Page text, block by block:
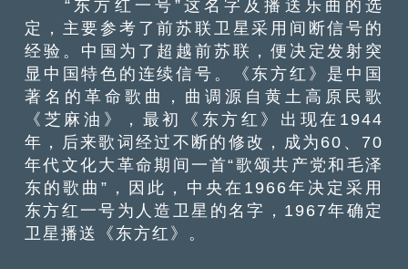
“东方红一号”这名字及播送乐曲的选
定，主要参考了前苏联卫星采用间断信号的
经验。中国为了超越前苏联，便决定发射突
显中国特色的连续信号。《东方红》是中国
著名的革命歌曲，曲调源自黄土高原民歌
《芝麻油》，最初《东方红》出现在1944
年，后来歌词经过不断的修改，成为60、70
年代文化大革命期间一首“歌颂共产党和毛泽
东的歌曲”，因此，中央在1966年决定采用
东方红一号为人造卫星的名字，1967年确定
卫星播送《东方红》。